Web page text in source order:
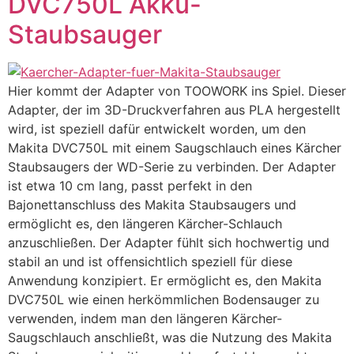
Staubsauger
Hier kommt der Adapter von TOOWORK ins Spiel. Dieser
Adapter, der im 3D-Druckverfahren aus PLA hergestellt
wird, ist speziell dafür entwickelt worden, um den
Makita DVC750L mit einem Saugschlauch eines Kärcher
Staubsaugers der WD-Serie zu verbinden. Der Adapter
ist etwa 10 cm lang, passt perfekt in den
Bajonettanschluss des Makita Staubsaugers und
ermöglicht es, den längeren Kärcher-Schlauch
anzuschließen. Der Adapter fühlt sich hochwertig und
stabil an und ist offensichtlich speziell für diese
Anwendung konzipiert. Er ermöglicht es, den Makita
DVC750L wie einen herkömmlichen Bodensauger zu
verwenden, indem man den längeren Kärcher-
Saugschlauch anschließt, was die Nutzung des Makita